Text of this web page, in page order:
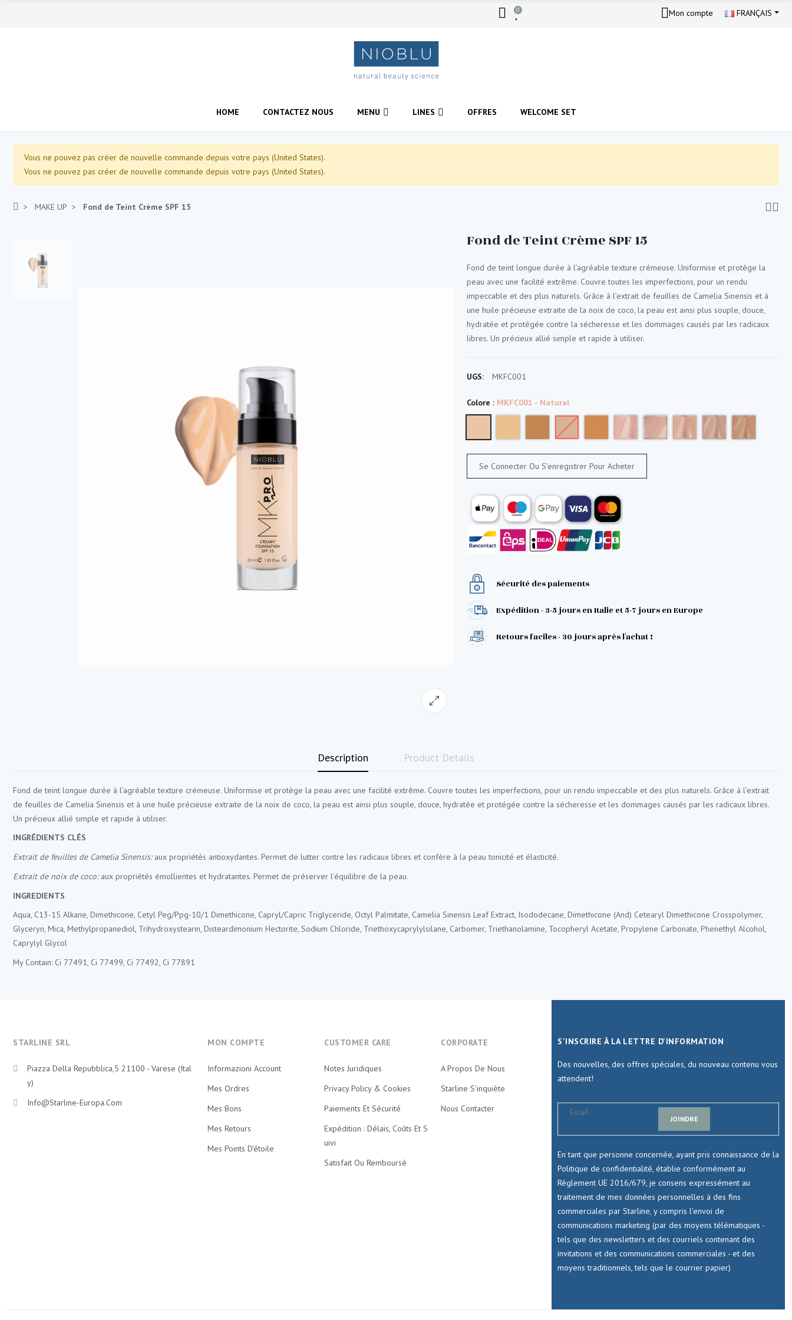
0 Mon compte FRANÇAIS
HOME CONTACTEZ NOUS MENU LINES OFFRES WELCOME SET
Vous ne pouvez pas créer de nouvelle commande depuis votre pays (United States).
Vous ne pouvez pas créer de nouvelle commande depuis votre pays (United States).
MAKE UP Fond de Teint Crème SPF 15
Fond de Teint Crème SPF 15
Fond de teint longue durée à l’agréable texture crémeuse. Uniformise et protège la
peau avec une facilité extrême. Couvre toutes les imperfections, pour un rendu
impeccable et des plus naturels. Grâce à l’extrait de feuilles de Camelia Sinensis et à
une huile précieuse extraite de la noix de coco, la peau est ainsi plus souple, douce,
hydratée et protégée contre la sécheresse et les dommages causés par les radicaux
libres. Un précieux allié simple et rapide à utiliser.
UGS: MKFC001
Colore : MKFC001 - Natural
Se Connecter Ou S'enregistrer Pour Acheter
Sécurité des paiements
Expédition - 3-5 jours en Italie et 5-7 jours en Europe
Retours faciles - 30 jours après l'achat !
Description Product Details
Fond de teint longue durée à l’agréable texture crémeuse. Uniformise et protège la peau avec une facilité extrême. Couvre toutes les imperfections, pour un rendu impeccable et des plus naturels. Grâce à l’extrait
de feuilles de Camelia Sinensis et à une huile précieuse extraite de la noix de coco, la peau est ainsi plus souple, douce, hydratée et protégée contre la sécheresse et les dommages causés par les radicaux libres.
Un précieux allié simple et rapide à utiliser.
INGRÉDIENTS CLÉS
Extrait de feuilles de Camelia Sinensis:aux propriétés antioxydantes. Permet de lutter contre les radicaux libres et confère à la peau tonicité et élasticité.
Extrait de noix de coco:aux propriétés émollientes et hydratantes. Permet de préserver l’équilibre de la peau.
INGREDIENTS
Aqua, C13-15 Alkane, Dimethicone, Cetyl Peg/Ppg-10/1 Dimethicone, Capryl/Capric Triglyceride, Octyl Palmitate, Camelia Sinensis Leaf Extract, Isododecane, Dimethicone (And) Cetearyl Dimethicone Crosspolymer,
Glyceryn, Mica, Methylpropanediol, Trihydroxystearin, Disteardimonium Hectorite, Sodium Chloride, Triethoxycaprylylsilane, Carbomer, Triethanolamine, Tocopheryl Acetate, Propylene Carbonate, Phenethyl Alcohol,
Caprylyl Glycol
My Contain: Ci 77491, Ci 77499, Ci 77492, Ci 77891
STARLINE SRL
Piazza Della Repubblica,5 21100 - Varese (Ital
Y)
Info@starline-Europa.com
MON COMPTE
Informazioni Account
Mes Ordres
Mes Bons
Mes Retours
Mes Points D'étoile
CUSTOMER CARE
Notes Juridiques
Privacy Policy & Cookies
Paiements Et Sécurité
Expédition : Délais, Coûts Et S
Uivi
Satisfait Ou Remboursé
CORPORATE
A Propos De Nous
Starline S'inquiète
Nous Contacter
S'INSCRIRE À LA LETTRE D'INFORMATION
Des nouvelles, des offres spéciales, du nouveau contenu vous
attendent!
JOINDRE
En tant que personne concernée, ayant pris connaissance de la
Politique de confidentialité, établie conformément au
Règlement UE 2016/679, je consens expressément au
traitement de mes données personnelles à des fins
commerciales par Starline, y compris l'envoi de
communications marketing (par des moyens télématiques -
tels que des newsletters et des courriels contenant des
invitations et des communications commerciales - et des
moyens traditionnels, tels que le courrier papier)